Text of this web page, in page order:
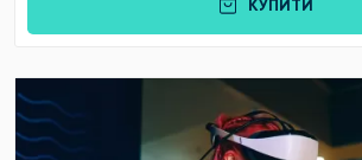
КУПИТИ